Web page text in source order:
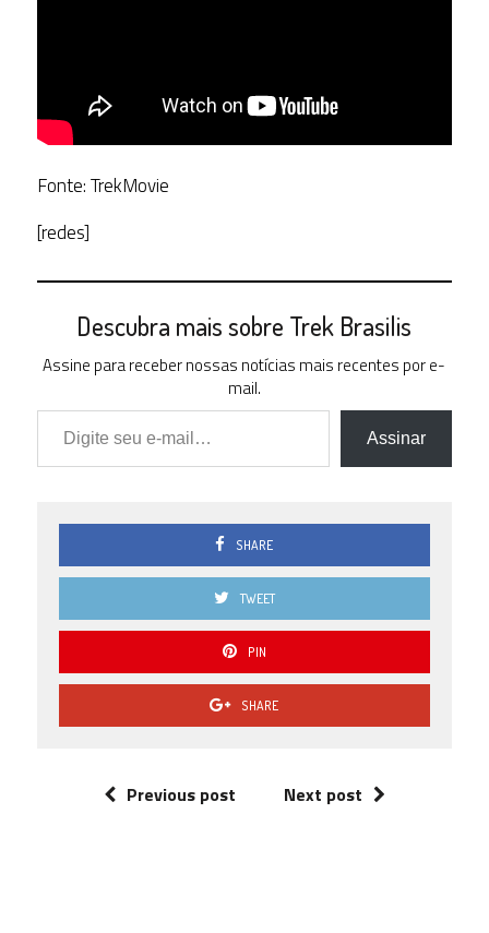
Fonte: TrekMovie
[redes]
Descubra mais sobre Trek Brasilis
Assine para receber nossas notícias mais recentes por e-
mail.
Digite seu e-mail…
Assinar
SHARE
TWEET
PIN
SHARE
Previous post Next post